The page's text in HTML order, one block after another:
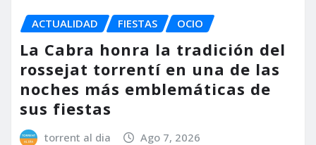
ACTUALIDAD FIESTAS OCIO
La Cabra honra la tradición del
rossejat torrentí en una de las
noches más emblemáticas de
sus fiestas
torrent al dia Ago 7, 2026